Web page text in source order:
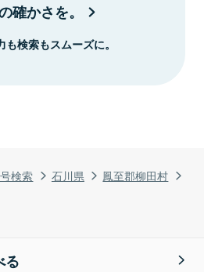
検索 石川県
鳳至郡柳田村
確かさを。
検索もスムーズに。
る